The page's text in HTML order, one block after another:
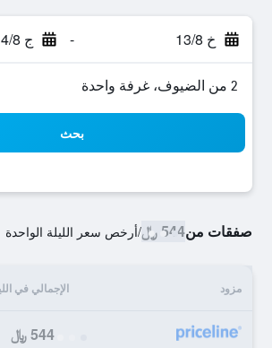
خ 13/8 - ج 14/8
2 من الضيوف، غرفة واحدة
بحث
صفقات من544 ﷼ /أرخص سعر الليلة الواحدة
مزود الإجمالي في
544 ﷼